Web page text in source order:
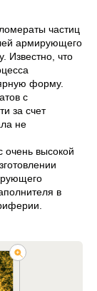
частиц
армирующего
Известно, что
форму.
с
за счет
не
очень высокой
в